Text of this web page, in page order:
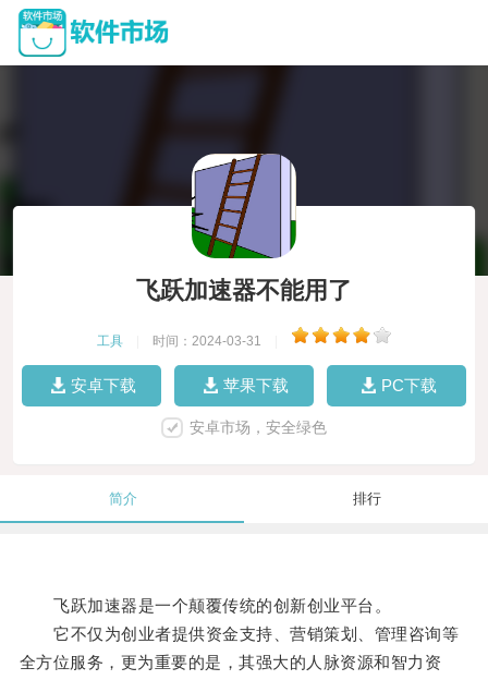
飞跃加速器不能用了
工具 时间：2024-03-31
安卓下载 苹果下载 PC下载
安卓市场，安全绿色
简介 排行
飞跃加速器是一个颠覆传统的创新创业平台。
它不仅为创业者提供资金支持、营销策划、管理咨询等
全方位服务，更为重要的是，其强大的人脉资源和智力资